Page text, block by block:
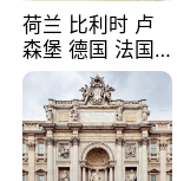
荷兰 比利时 卢
森堡 德国 法国
超爽玩遍西欧 循
环线 全程四星宾
馆 108欧/人/天